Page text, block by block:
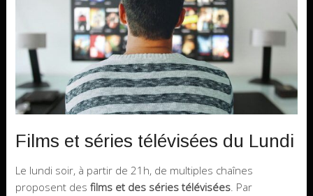
Films et séries télévisées du Lundi
Le lundi soir, à partir de 21h, de multiples chaînes
proposent des films et des séries télévisées. Par